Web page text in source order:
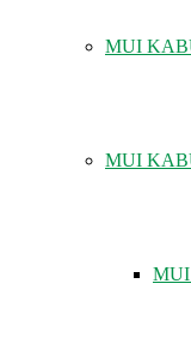
MUI
MUI